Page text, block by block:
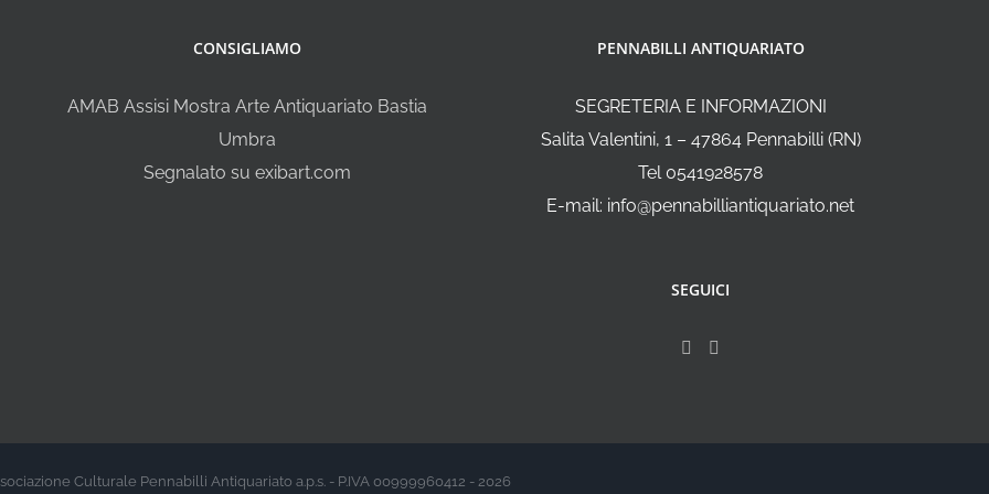
CONSIGLIAMO
AMAB Assisi Mostra Arte Antiquariato Bastia
Umbra
Segnalato su exibart.com
PENNABILLI ANTIQUARIATO
SEGRETERIA E INFORMAZIONI
Salita Valentini, 1 – 47864 Pennabilli (RN)
Tel 0541928578
E-mail: info@pennabilliantiquariato.net
SEGUICI
Culturale Pennabilli Antiquariato a.p.s. - P.IVA 00999960412 - 2026